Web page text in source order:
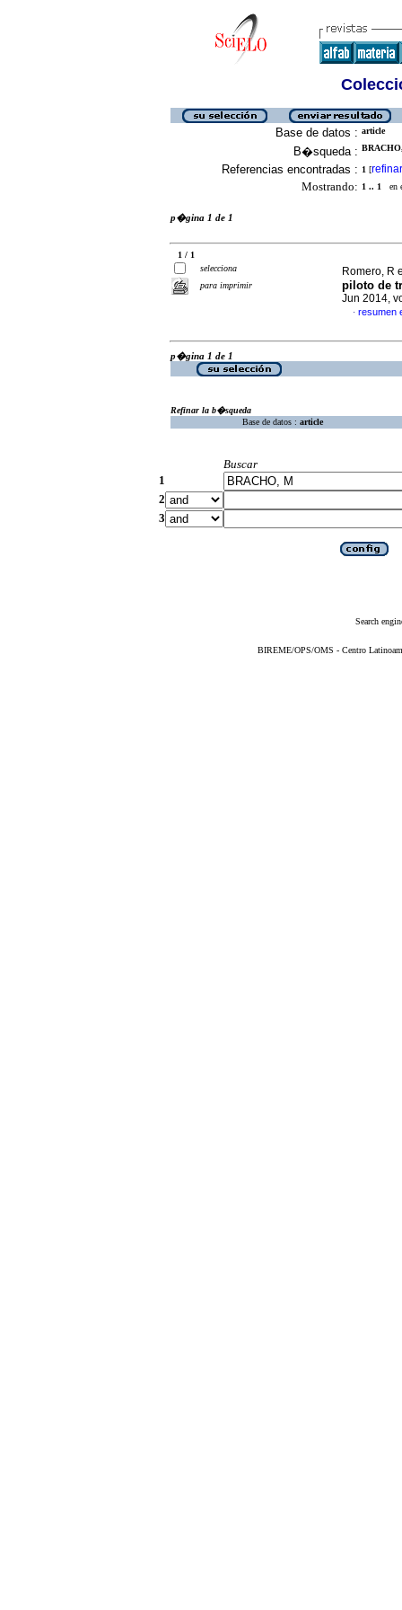
Base de datos : article
B�squeda :
Referencias encontradas : 1 [refinar
Mostrando: 1 .. 1 en
p�gina 1 de 1
1 / 1
selecciona
para imprimir
Romero, R
piloto de
Jun 2014,
· resumen
p�gina 1 de 1
Refinar la b�squeda
Base de datos : article
Buscar
1
2
3
Search
BIREME/OPS/OMS - Centro